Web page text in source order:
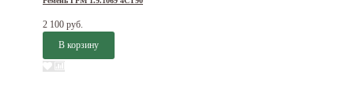
2 100 руб.